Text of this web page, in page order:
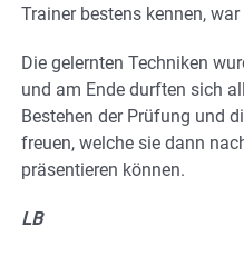
Trainer bestens kennen,
Die gelernten Techniken
und am Ende durften sich
Bestehen der Prüfung und
freuen, welche sie dann
präsentieren können.
LB